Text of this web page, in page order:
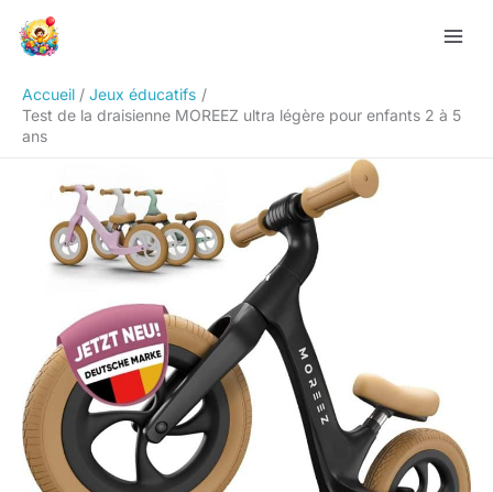
Accueil
Jeux éducatifs
Test de la draisienne MOREEZ ultra légère pour enfants 2 à 5
ans
Rechercher